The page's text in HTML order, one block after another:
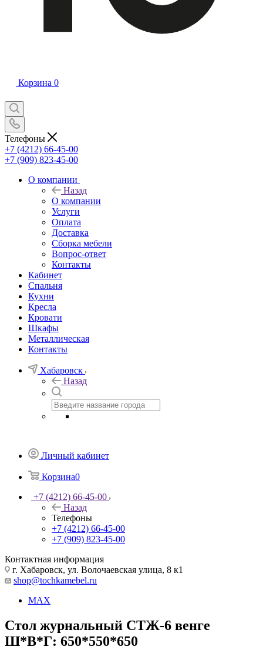
Корзина 0
Телефоны
+7 (4212) 66-45-00
+7 (909) 823-45-00
О компании
Назад
О компании
Услуги
Оплата
Доставка
Сборка мебели
Вопрос-ответ
Контакты
Кабинет
Спальня
Кухни
Кресла
Кровати
Шкафы
Металлическая
Контакты
Хабаровск
Назад
Личный кабинет
Корзина0
+7 (4212) 66-45-00
Назад
Телефоны
+7 (4212) 66-45-00
+7 (909) 823-45-00
Контактная информация
г. Хабаровск, ул. Волочаевская улица, 8 к1
shop@tochkamebel.ru
MAX
Стол журнальный СТЖ-6 венге
Ш*В*Г: 650*550*650